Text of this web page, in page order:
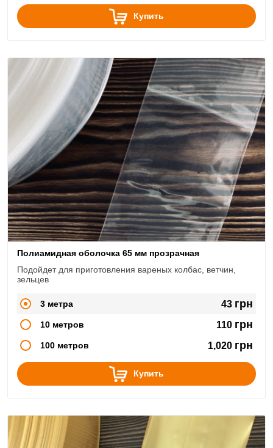
Купить
Полиамидная оболочка 65 мм прозрачная
Подойдет для приготовления вареных колбас, ветчин,
зельцев
3 метра 43 грн
10 метров 110 грн
100 метров 1,020 грн
Купить